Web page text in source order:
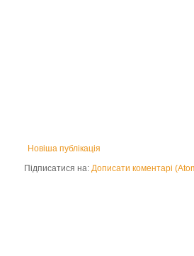
Новіша публікація
Підписатися на: Дописати коментарі